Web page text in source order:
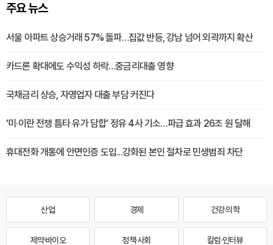
주요 뉴스
서울 아파트 상승거래 57% 돌파…집값 반등, 강남 넘어 외곽까지 확산
카드론 확대에도 수익성 하락…중금리대출 영향
국채금리 상승, 자영업자 대출 부담 커진다
'미·이란 전쟁 틈타 유가 담합' 정유 4사 기소…파급 효과 26조 원 달해
휴대전화 개통에 안면인증 도입...강화된 본인 절차로 민생범죄 차단
산업 경제 건강·의학
제약·바이오 정책·사회 칼럼·인터뷰